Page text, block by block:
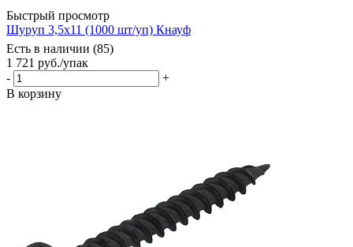
Быстрый просмотр
Шуруп 3,5х11 (1000 шт/уп) Кнауф
Есть в наличии (85)
1 721 руб./упак
-
+
В корзину